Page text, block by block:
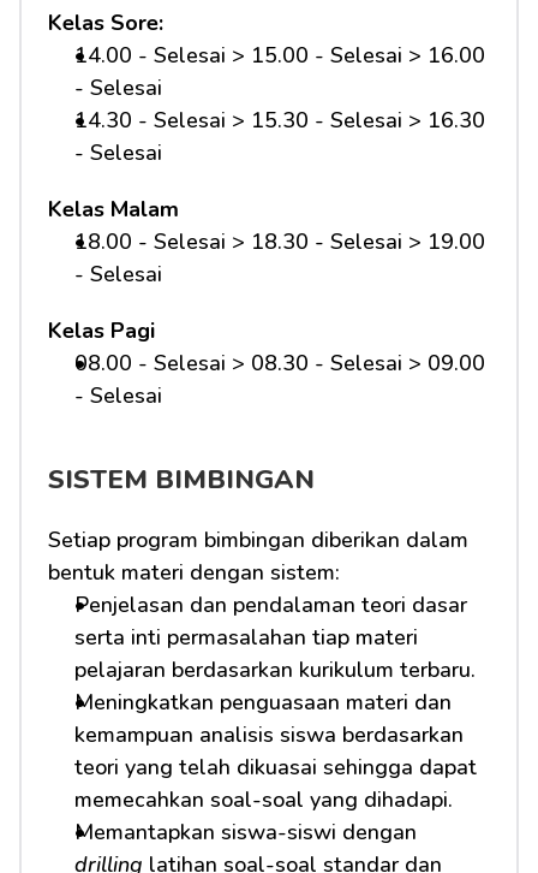
Kelas Sore:
14.00 - Selesai > 15.00 - Selesai > 16.00
- Selesai
14.30 - Selesai > 15.30 - Selesai > 16.30
- Selesai
Kelas Malam
18.00 - Selesai > 18.30 - Selesai > 19.00
- Selesai
Kelas Pagi
08.00 - Selesai > 08.30 - Selesai > 09.00
- Selesai
SISTEM BIMBINGAN
Setiap program bimbingan diberikan dalam
bentuk materi dengan sistem:
Penjelasan dan pendalaman teori dasar
serta inti permasalahan tiap materi
pelajaran berdasarkan kurikulum terbaru.
Meningkatkan penguasaan materi dan
kemampuan analisis siswa berdasarkan
teori yang telah dikuasai sehingga dapat
memecahkan soal-soal yang dihadapi.
drilling latihan soal-soal standar dan